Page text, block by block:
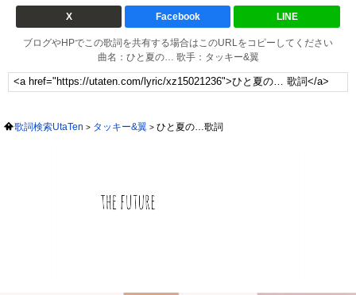
X Facebook LINE
ブログやHPでこの歌詞を共有する場合はこのURLをコピーしてください
曲名：ひと夏の… 歌手：タッキー&翼
歌詞検索UtaTen タッキー&翼 ひと夏の…歌詞